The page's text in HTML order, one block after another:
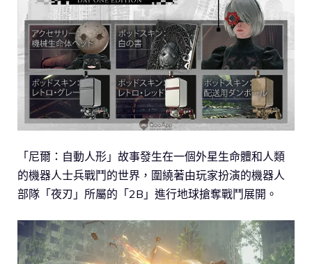
「尼爾：自動人形」故事發生在一個外星生命體和人類
的機器人士兵戰鬥的世界，圍繞著由玩家扮演的機器人
部隊「夜刃」所屬的「2B」進行地球搶奪戰鬥展開。